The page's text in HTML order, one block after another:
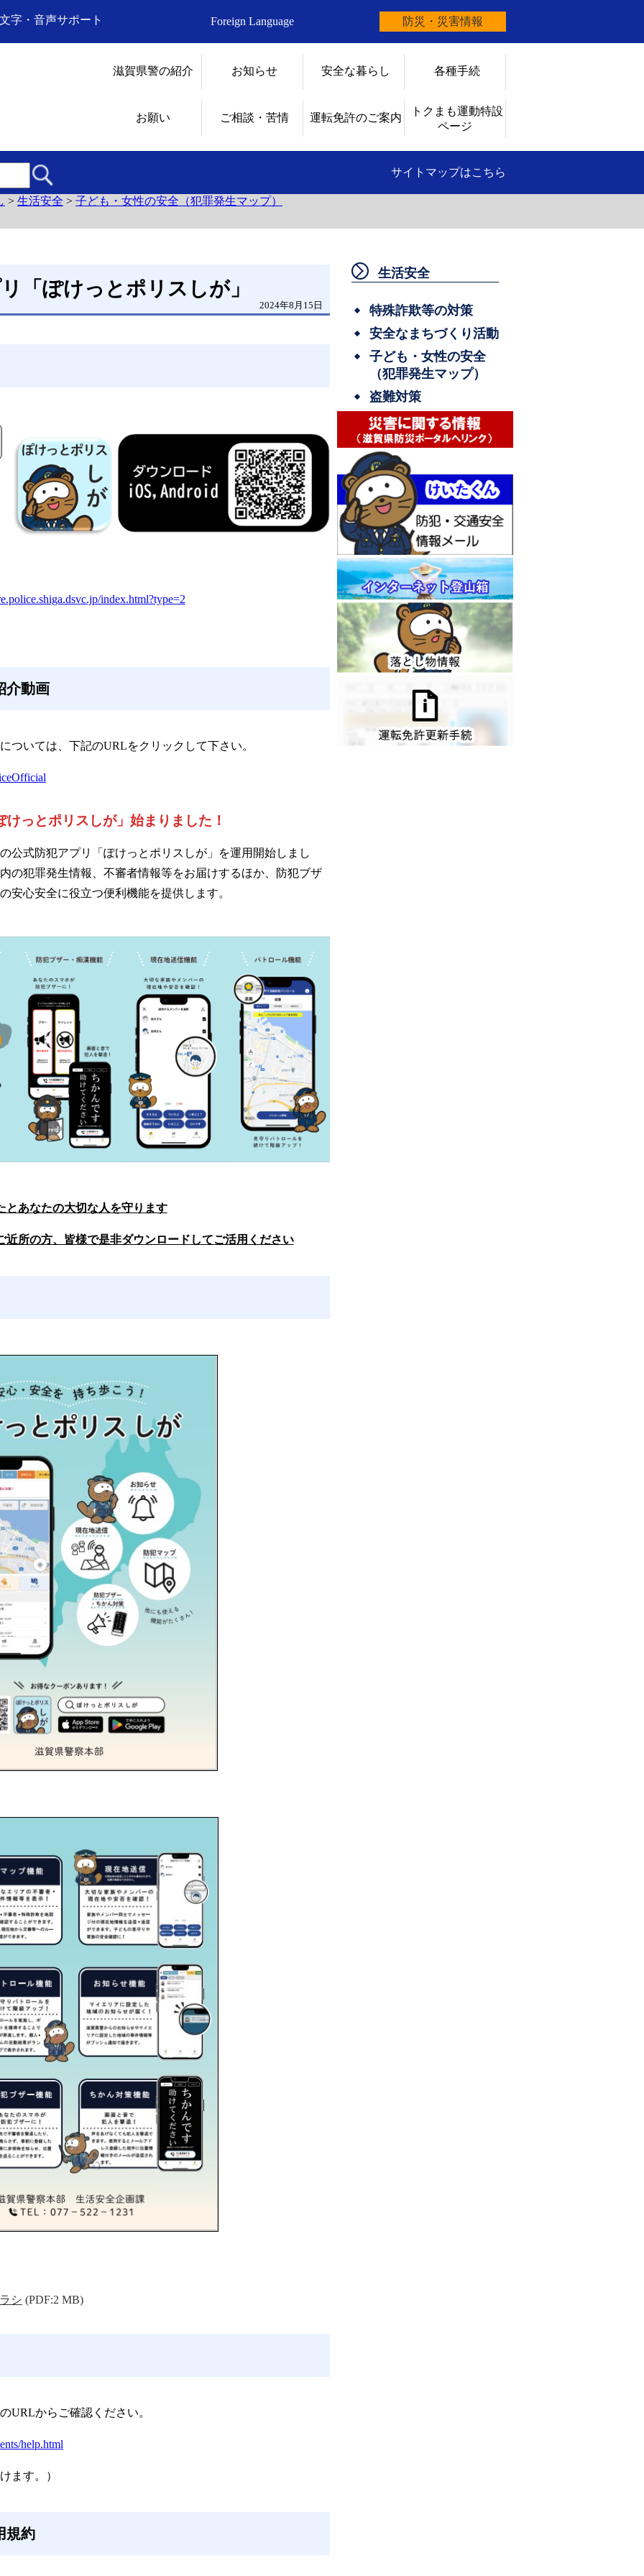
字・音声サポート Foreign Language 防災・災害情報
滋賀県警の紹介 お知らせ 安全な暮らし 各種手続
お願い ご相談・苦情 運転免許のご案内
トクまも運動特設
ページ
サイトマップはこちら
> 生活安全 > 子ども・女性の安全（犯罪発生マップ）
「ぽけっとポリスしが」
2024年8月15日
index.html?type=2
介動画
ついては、下記のURLをクリックして下さい。
っとポリスしが」始まりました！
公式防犯アプリ「ぽけっとポリスしが」を運用開始しまし
の犯罪発生情報、不審者情報等をお届けするほか、防犯ブザ
安心安全に役立つ便利機能を提供します。
とあなたの大切な人を守ります
近所の方、皆様で是非ダウンロードしてご活用ください
シ (PDF:2 MB)
URLからご確認ください。
help.html
ます。）
規約
生活安全
特殊詐欺等の対策
安全なまちづくり活動
子ども・女性の安全
（犯罪発生マップ）
盗難対策